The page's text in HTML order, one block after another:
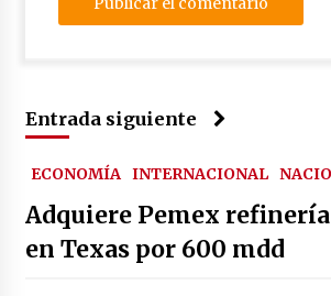
Entrada siguiente
ECONOMÍA INTERNACIONAL
Adquiere Pemex
en Texas por 600 mdd